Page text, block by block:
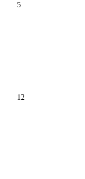
5
12